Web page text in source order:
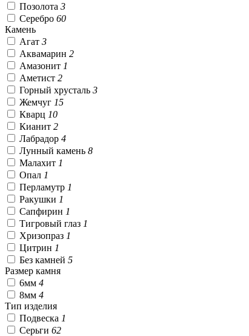
Позолота 3
Серебро 60
Камень
Агат 3
Аквамарин 2
Амазонит 1
Аметист 2
Горный хрусталь 3
Жемчуг 15
Кварц 10
Кианит 2
Лабрадор 4
Лунный камень 8
Малахит 1
Опал 1
Перламутр 1
Ракушки 1
Сапфирин 1
Тигровый глаз 1
Хризопраз 1
Цитрин 1
Без камней 5
Размер камня
6мм 4
8мм 4
Тип изделия
Подвеска 1
Серьги 62